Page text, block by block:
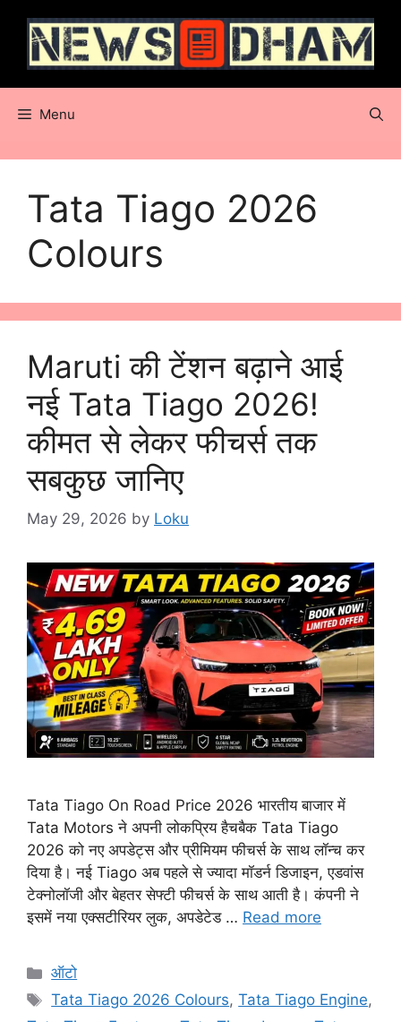
content
Menu
Tata Tiago 2026
Colours
Maruti की टेंशन बढ़ाने आई
नई Tata Tiago 2026!
कीमत से लेकर फीचर्स तक
सबकुछ जानिए
May 29, 2026 by Loku
Tata Tiago On Road Price 2026 भारतीय बाजार में
Tata Motors ने अपनी लोकप्रिय हैचबैक Tata Tiago
2026 को नए अपडेट्स और प्रीमियम फीचर्स के साथ लॉन्च कर
दिया है। नई Tiago अब पहले से ज्यादा मॉडर्न डिजाइन, एडवांस
टेक्नोलॉजी और बेहतर सेफ्टी फीचर्स के साथ आती है। कंपनी ने
इसमें नया एक्सटीरियर लुक, अपडेटेड … Read more
Categories
ऑटो
Tags
Tata Tiago 2026 Colours,Tata Tiago Engine,